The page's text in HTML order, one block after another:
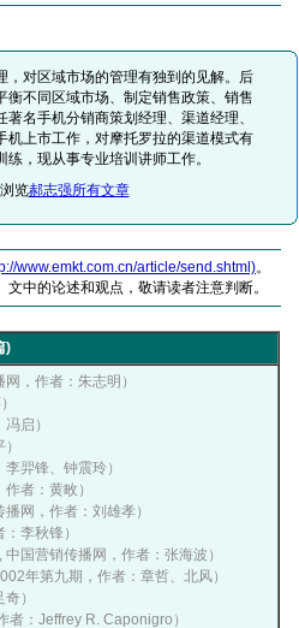
，对区域市场的管理有独到的见解。后
不同区域市场、制定销售政策、销售
名手机分销商策划经理、渠道经理、
机上市工作，对摩托罗拉的渠道模式有
，现从事专业培训讲师工作。
览郝志强所有文章
www.emkt.com.cn/article/send.shtml)。
中的论述和观点，敬请读者注意判断。
)
，作者：朱志明）
启）
羿锋、钟震玲）
者：黄畋）
网，作者：刘雄孝）
李秋锋）
中国营销传播网，作者：张海波）
年第九期，作者：章哲、北风）
）
者：Jeffrey R. Caponigro）